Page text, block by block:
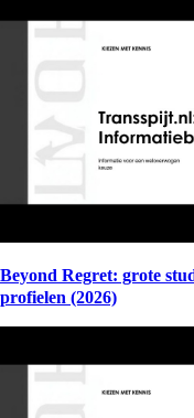
Beyond Regret: grote
profielen (2026)